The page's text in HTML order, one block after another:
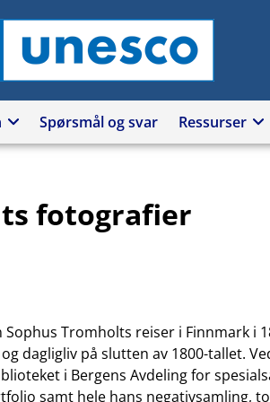
UNESCO
Spørsmål og svar Ressurser
fotografier
Tromholts reiser i Finnmark i
dagligliv på slutten av 1800-tallet.
i Bergens Avdeling for
samt hele hans negativsamling,